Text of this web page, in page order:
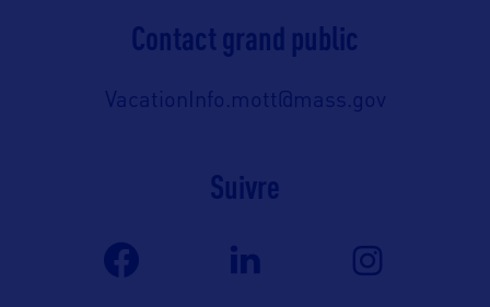
Contact grand public
VacationInfo.mott@mass.gov
Suivre